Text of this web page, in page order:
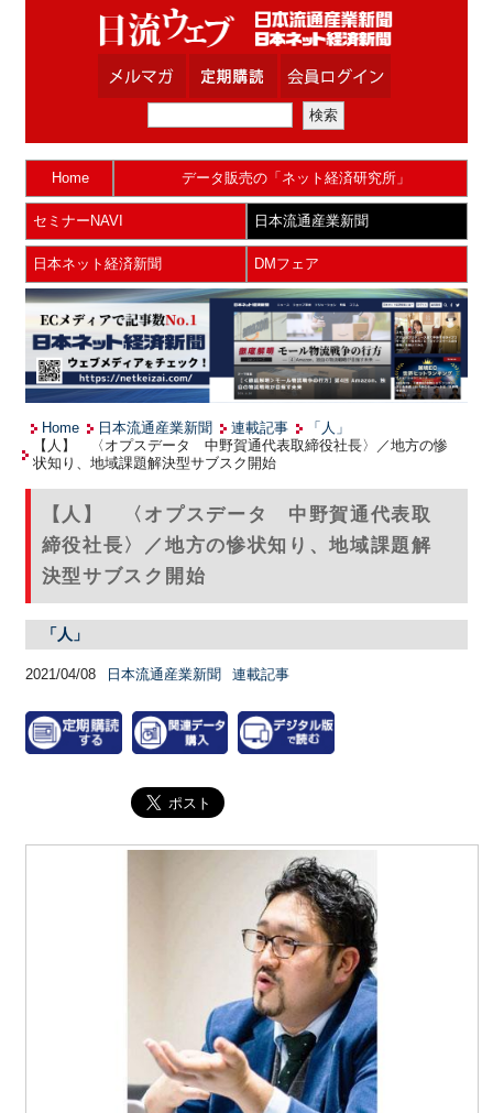
Home データ販売の「ネット経済研究所」
セミナーNAVI 日本流通産業新聞
日本ネット経済新聞 DMフェア
Home 日本流通産業新聞 連載記事
「人」
【人】 〈オプスデータ 中野賀通代表取締役社長〉／地方の惨
状知り、地域課題解決型サブスク開始
【人】 〈オプスデータ 中野賀通代表取
締役社長〉／地方の惨状知り、地域課題解
決型サブスク開始
「人」
2021/04/08 日本流通産業新聞 連載記事